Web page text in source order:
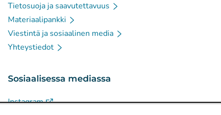
Tietosuoja ja saavutettavuus
Materiaalipankki
Viestintä ja sosiaalinen media
Yhteystiedot
Sosiaalisessa mediassa
Instagram(Avautuu uuteen välilehteen)